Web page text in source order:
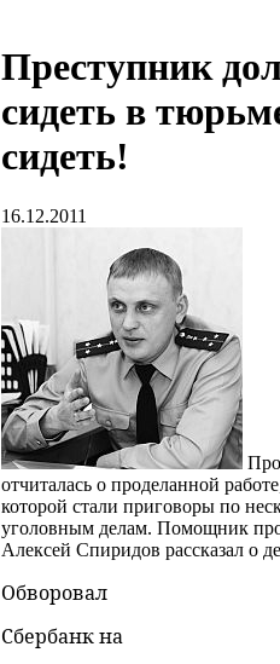
Преступник
сидеть в
сидеть!
16.12.2011
отчиталась о проделанной
которой стали приговоры по
уголовным делам. Помощник
Алексей Спиридов рассказал о
Обворовал
Сбербанк на